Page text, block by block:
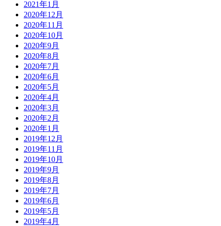
2021年1月
2020年12月
2020年11月
2020年10月
2020年9月
2020年8月
2020年7月
2020年6月
2020年5月
2020年4月
2020年3月
2020年2月
2020年1月
2019年12月
2019年11月
2019年10月
2019年9月
2019年8月
2019年7月
2019年6月
2019年5月
2019年4月